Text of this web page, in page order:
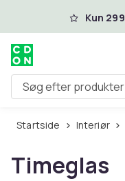
Spring til Kun
Søg efter produkter
Startside Interiør
Timeglas